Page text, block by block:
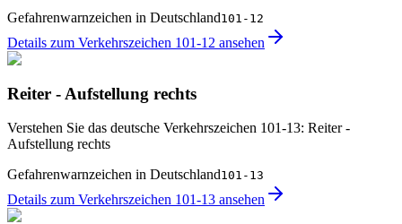
Gefahrenwarnzeichen in Deutschland101-12
Details zum Verkehrszeichen 101-12 ansehen
Reiter - Aufstellung rechts
Verstehen Sie das deutsche Verkehrszeichen 101-13: Reiter -
Aufstellung rechts
Gefahrenwarnzeichen in Deutschland101-13
Details zum Verkehrszeichen 101-13 ansehen